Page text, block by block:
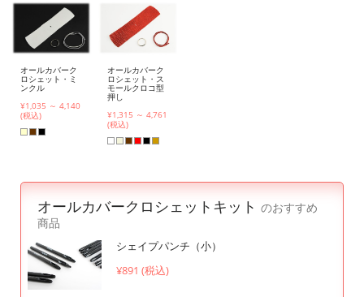
オールカバーク
ロシェット・ミ
ンクル
¥1,035 ～ 4,140
(税込)
オールカバーク
ロシェット・ス
モールクロコ型
押し
¥1,315 ～ 4,761
(税込)
オールカバークロシェットキット のおすすめ
商品
シェイプパンチ（小）
¥891 (税込)